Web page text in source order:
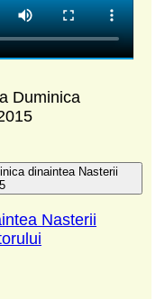
Duminica
dinaintea Nasterii
Nasterii